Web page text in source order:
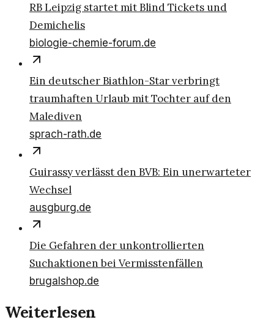
RB Leipzig startet mit Blind Tickets und
Demichelis
biologie-chemie-forum.de
Ein deutscher Biathlon-Star verbringt
traumhaften Urlaub mit Tochter auf den
Malediven
sprach-rath.de
Guirassy verlässt den BVB: Ein unerwarteter
Wechsel
ausgburg.de
Die Gefahren der unkontrollierten
Suchaktionen bei Vermisstenfällen
brugalshop.de
Weiterlesen